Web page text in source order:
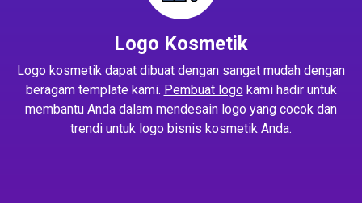
Logo Kosmetik
Logo kosmetik dapat dibuat dengan sangat mudah dengan
beragam template kami. Pembuat logokami hadir untuk
membantu Anda dalam mendesain logo yang cocok dan
trendi untuk logo bisnis kosmetik Anda.